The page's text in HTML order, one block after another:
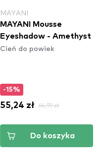
MAYANI
MAYANI Mousse
Eyeshadow - Amethyst
Cień do powiek
-15%
55,24 zł 64,99 zł
Do koszyka